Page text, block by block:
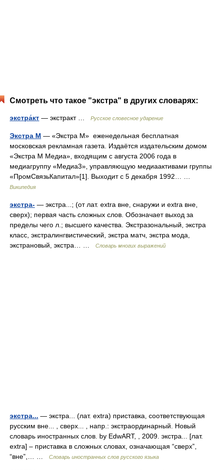
Смотреть что такое "экстра" в других словарях:
экстра́кт — экстракт … Русское словесное ударение
Экстра М — «Экстра М» еженедельная бесплатная
московская рекламная газета. Издаётся издательским домом
«Экстра М Медиа», входящим с августа 2006 года в
медиагруппу «Медиа3», управляющую медиаактивами группы
«ПромСвязьКапитал»[1]. Выходит с 5 декабря 1992… …
Википедия
экстра- — экстра...; (от лат. extra вне, снаружи и extra вне,
сверх); первая часть сложных слов. Обозначает выход за
пределы чего л.; высшего качества. Экстразональный, экстра
класс, экстралингвистический, экстра матч, экстра мода,
экстрановый, экстра… …
Словарь многих выражений
экстра... — экстра... (лат. extra) приставка, соответствующая
русским вне... , сверх... , напр.: экстраординарный. Новый
словарь иностранных слов. by EdwART, , 2009. экстра... [лат.
extra] – приставка в сложных словах, означающая “сверх”,
“вне”,… …
Словарь иностранных слов русского языка